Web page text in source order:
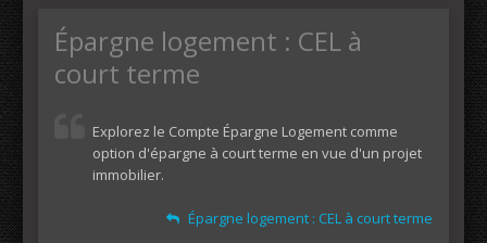
Épargne logement : CEL à
court terme
Explorez le Compte Épargne Logement comme
option d'épargne à court terme en vue d'un projet
immobilier.
Épargne logement : CEL à court terme